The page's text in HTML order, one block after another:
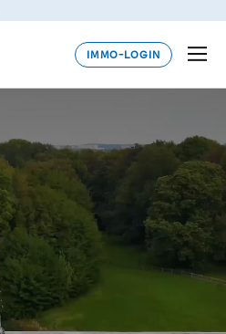
IMMO-LOGIN